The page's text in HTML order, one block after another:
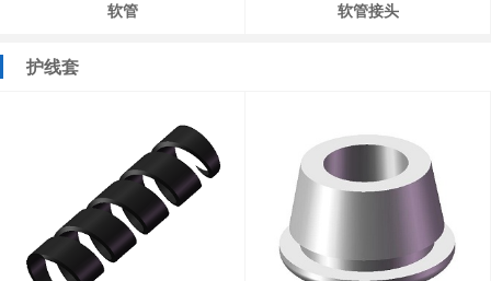
软管 软管接头
护线套